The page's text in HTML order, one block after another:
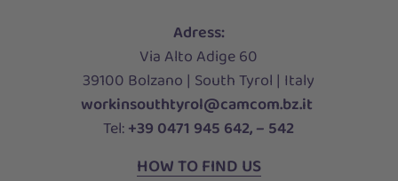
Adress:
Via Alto Adige 60
39100 Bolzano | South Tyrol | Italy
workinsouthtyrol@camcom.bz.it
Tel:+39 0471 945 642, – 542
HOW TO FIND US